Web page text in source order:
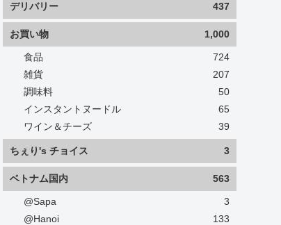
デリバリー 437
お買い物 1,000
食品
724
雑貨
207
調味料
50
インスタントヌードル
65
ワイン＆チーズ
39
ちぇり's チョイス 3
ベトナム国内 563
@Sapa
3
@Hanoi
133